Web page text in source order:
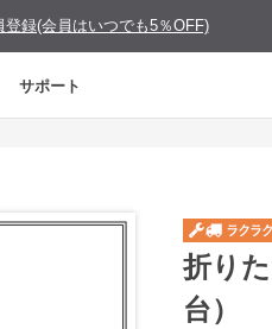
登録(会員はいつでも5％OFF)
サポート
折り
台）